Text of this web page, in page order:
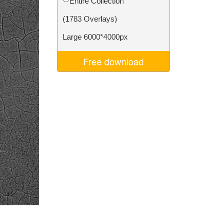
Video Editing Services
(1783 Overlays)
Large 6000*4000px
Free download